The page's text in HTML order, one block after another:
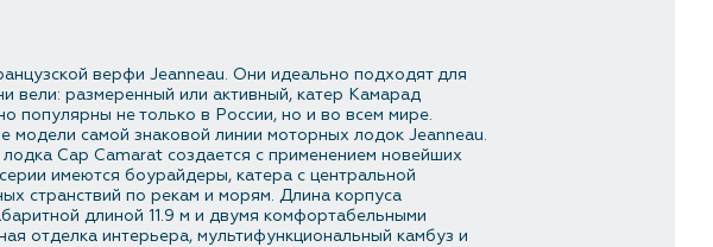
верфи Jeanneau. Они идеально подходят для
вели: размеренный или активный, катер Камарад
популярны не только в России, но и во всем мире.
самой знаковой линии моторных лодок Jeanneau.
Cap Сamarat создается с применением новейших
имеются боурайдеры, катера с центральной
странствий по рекам и морям. Длина корпуса
длиной 11.9 м и двумя комфортабельными
отделка интерьера, мультифункциональный камбуз и